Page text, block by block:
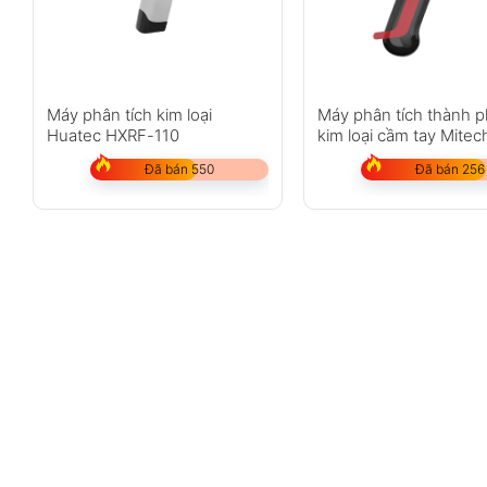
Máy phân tích kim loại
Huatec HXRF-110
Đã bán 550
Máy phân tích thành
kim loại cầm tay
MAS860
Đã bán 256